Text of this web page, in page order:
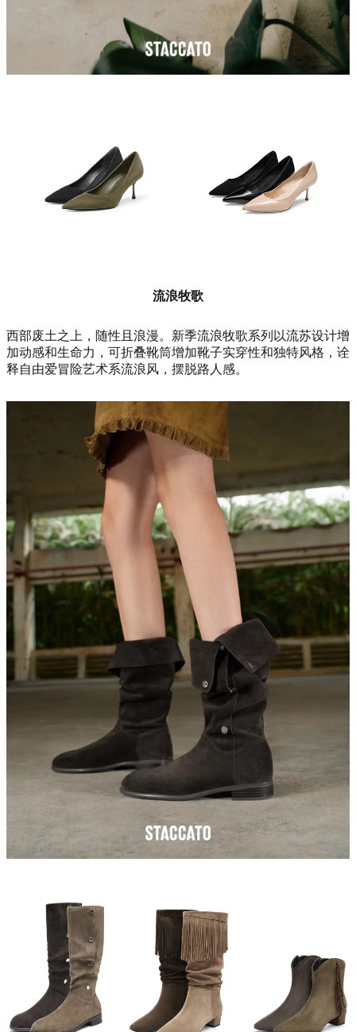
流浪牧歌
西部废土之上，随性且浪漫。新季流浪牧歌系列以流苏设计增
加动感和生命力，可折叠靴筒增加靴子实穿性和独特风格，诠
释自由爱冒险艺术系流浪风，摆脱路人感。